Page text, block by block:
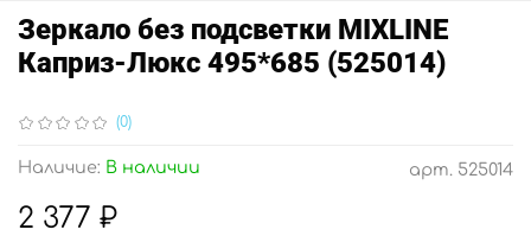
(0)
арт. 525014
Наличие: В наличии
Зеркало без подсветки MIXLINE
Каприз-Люкс 495*685 (525014)
2 377 ₽